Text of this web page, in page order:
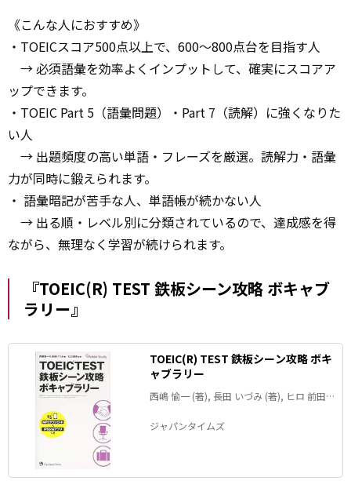
《こんな人におすすめ》
・TOEICスコア500点以上で、600〜800点台を目指す人
→ 必須語彙を効率よくインプットして、確実にスコアア
ップできます。
・TOEIC Part 5（語彙問題）・Part 7（読解）に強くなりた
い人
→ 出題頻度の高い単語・フレーズを厳選。読解力・語彙
力が同時に鍛えられます。
・ 語彙暗記が苦手な人、単語帳が続かない人
→ 出る順・レベル別に分類されているので、達成感を得
ながら、無理なく学習が続けられます。
『TOEIC(R) TEST 鉄板シーン攻略 ボキャブ
ラリー』
TOEIC(R) TEST 鉄板シーン攻略 ボキ
ャブラリー
西嶋 愉一 (著), 長田 いづみ (著), ヒロ 前田
ジャパンタイムズ